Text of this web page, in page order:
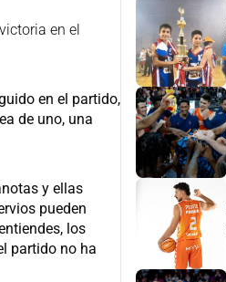
en el
en el partido,
de uno, una
y ellas
pueden
los
partido no ha